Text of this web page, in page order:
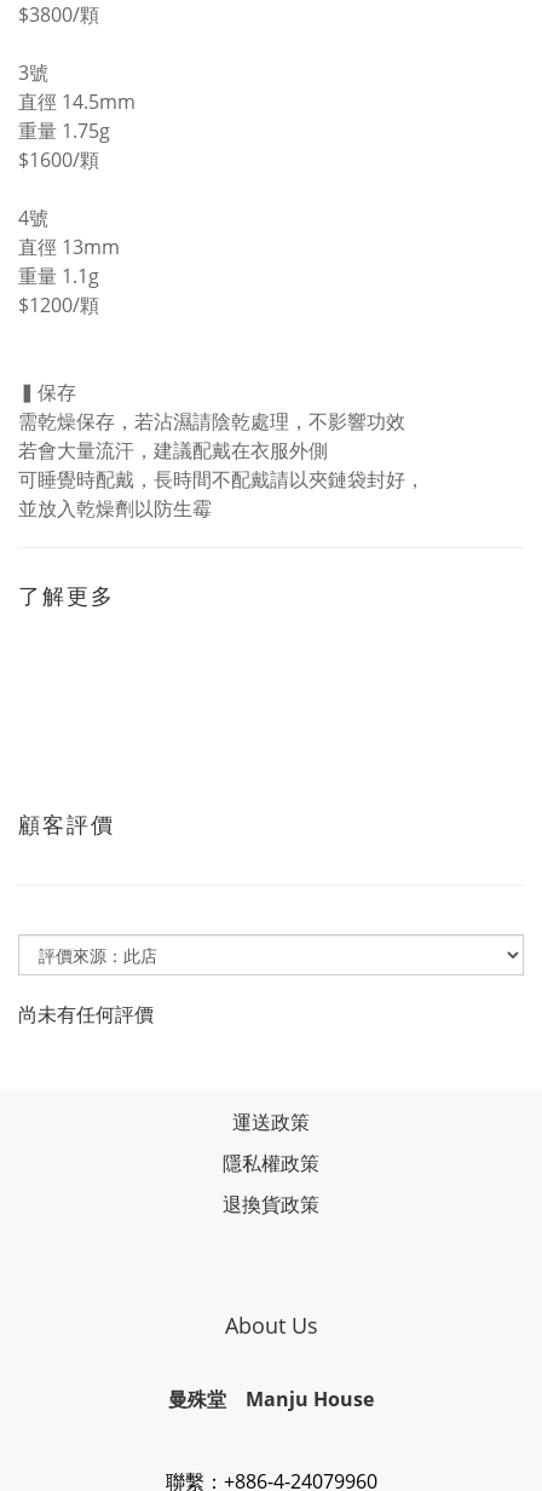
$3800/顆
3號
直徑 14.5mm
重量 1.75g
$1600/顆
4號
直徑 13mm
重量 1.1g
$1200/顆
▍保存
需乾燥保存，若沾濕請陰乾處理，不影響功效
若會大量流汗，建議配戴在衣服外側
可睡覺時配戴，長時間不配戴請以夾鏈袋封好，
並放入乾燥劑以防生霉
了解更多
顧客評價
尚未有任何評價
運送政策
隱私權政策
退換貨政策
About Us
曼殊堂 Manju House
聯繫：+886-4-24079960